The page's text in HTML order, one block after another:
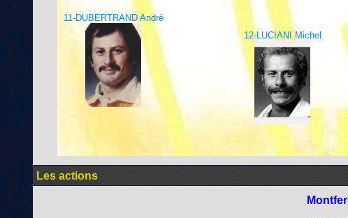
11-DUBERTRAND André
12-LUCIANI Michel
Les actions